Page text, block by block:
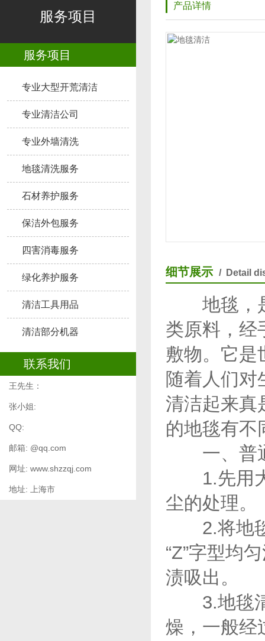
服务项目
服务项目
专业大型开荒清洁
专业清洁公司
专业外墙清洗
地毯清洗服务
石材养护服务
保洁外包服务
四害消毒服务
绿化养护服务
清洁工具用品
清洁部分机器
联系我们
王先生：
张小姐:
QQ:
邮箱: @qq.com
网址: www.shzzqj.com
地址: 上海市
产品详情
细节展示 / Detail
地毯，是
类原料，经
敷物。它是
随着人们对
清洁起来真
的地毯有不
一、普
1.先用大
尘的处理。
2.将地毯
“Z”字型均
渍吸出。
3.地毯
燥，一般经